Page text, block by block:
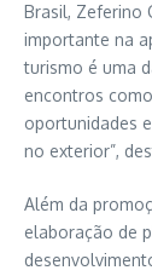
Brasil, Zeferino
importante na
turismo é uma
encontros
oportunidades
no exterior”,
Além da
elaboração de